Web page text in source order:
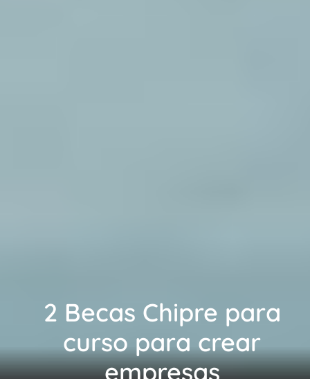
2 Becas Chipre para
curso para crear
empresas